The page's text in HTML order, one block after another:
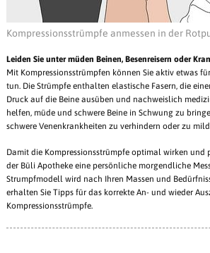
Kompressionsstrümpfe anmessen in der
Leiden Sie unter müden Beinen, Besenreisern oder
Mit Kompressionsstrümpfen können Sie aktiv etwas
tun. Die Strümpfe enthalten elastische Fasern, die
Druck auf die Beine ausüben und nachweislich
helfen, müde und schwere Beine in Schwung zu
schwere Venenkrankheiten zu verhindern oder zu
Damit die Kompressionsstrümpfe optimal wirken und
der Büli Apotheke eine persönliche morgendliche
Strumpfmodell wird nach Ihren Massen und
erhalten Sie Tipps für das korrekte An- und wieder
Kompressionsstrümpfe.